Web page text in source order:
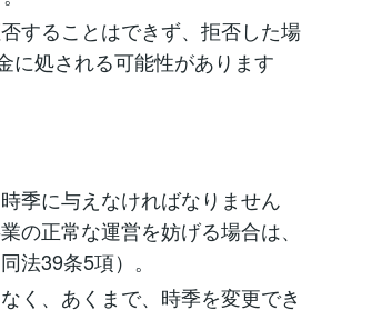
することはできず、拒否した場
に処される可能性があります
季に与えなければなりません
の正常な運営を妨げる場合は、
法39条5項）。
く、あくまで、時季を変更でき